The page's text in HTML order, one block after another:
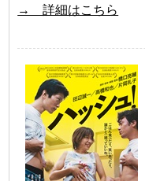
→ 詳細はこちら